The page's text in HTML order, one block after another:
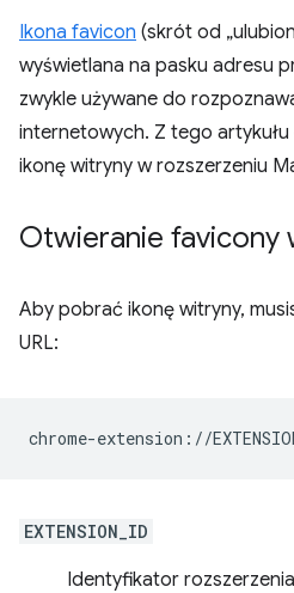
Ikona favicon (skrót od
wyświetlana na pasku adresu
zwykle używane do
internetowych. Z tego
ikonę witryny w rozszerzeniu
Otwieranie favicony
Aby pobrać ikonę witryny,
URL:
EXTENSION_ID
Identyfikator